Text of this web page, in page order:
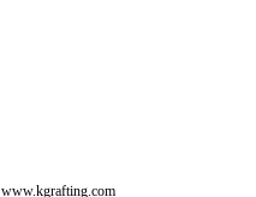
www.kgrafting.com